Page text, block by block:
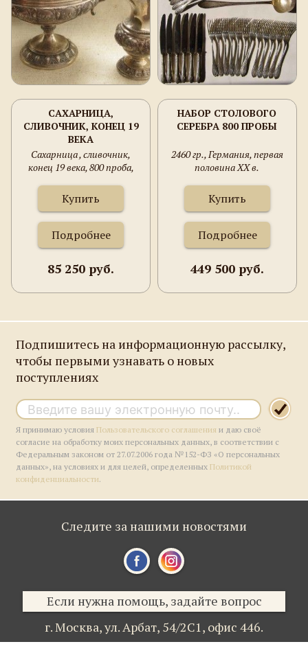
САХАРНИЦА,
СЛИВОЧНИК, КОНЕЦ 19
ВЕКА
Сахарница , сливочник,
конец 19 века, 800 проба,
Binder, 298 грамм, сахарница
125 мм высота, 200 мм
ширина; сливочник 115 мм,
110 мм.
Купить
Подробнее
85 250 руб.
НАБОР СТОЛОВОГО
СЕРЕБРА 800 ПРОБЫ
2460 гр., Германия, первая
половина ХХ в.
Купить
Подробнее
449 500 руб.
Подпишитесь на информационную рассылку,
чтобы первыми узнавать о новых
поступлениях
Я принимаю условияПользовательского соглашения и даю своё
согласие на обработку моих персональных данных, в соответствии с
Федеральным законом от 27.07.2006 года №152-ФЗ «О персональных
данных», на условиях и для целей, определенныхПолитикой
конфиденциальности.
Следите за нашими новостями
Если нужна помощь, задайте вопрос
г. Москва,ул. Арбат, 54/2С1, офис 446.